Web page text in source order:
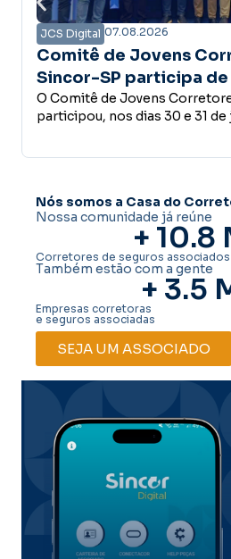
do
imersão na
do Grupo
do Sincor-SP
julho, de uma visita ...
Nós somos a Casa do
Nossa comunidade já reúne
+ 10.8
Corretores de seguros associados
Também estão com a gente
+ 3.5
Empresas corretoras
e seguros associadas
SEJA UM ASSOCIADO